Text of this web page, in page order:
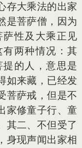
存大乘法的出家
是菩萨僧，因为
性及大乘正见
两种情况：其
的人，意思是
如来藏，已经发
菩萨戒，但是不
家修童子行、童
其二、不但受了
身现声闻出家相